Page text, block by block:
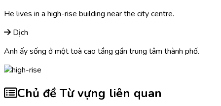
He lives in a high-rise building near the city centre.
Dịch
Anh ấy sống ở một toà cao tầng gần trung tâm thành phố.
Chủ đề Từ vựng liên quan